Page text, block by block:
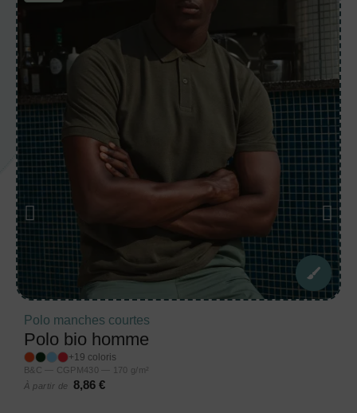
Polo manches courtes
Polo bio homme
+19 coloris
B&C — CGPM430 — 170 g/m²
À partir de
8,86 €